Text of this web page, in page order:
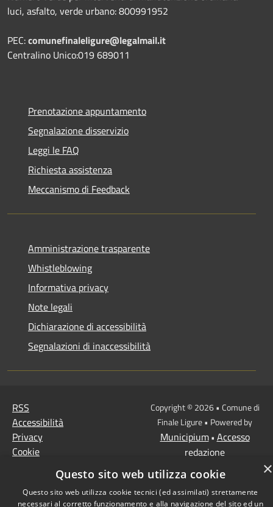
luci, asfalto, verde urbano: 800991952
PEC:comunefinaleligure@legalmail.it
Centralino Unico:019 689011
Prenotazione appuntamento
Segnalazione disservizio
Leggi le FAQ
Richiesta assistenza
Meccanismo di Feedback
Amministrazione trasparente
Whistleblowing
Informativa privacy
Note legali
Dichiarazione di accessibilità
Segnalazioni di inaccessibilità
RSS
Accessibilità
Privacy
Cookie
Copyright © 2026 • Comune di
Finale Ligure • Powered by
Municipium• Accesso
redazione
×
Questo sito web utilizza cookie
Questo sito web utilizza cookie tecnici (ed assimilati) strettamente
necessari al corretto funzionamento e alla navigazione del sito ed un